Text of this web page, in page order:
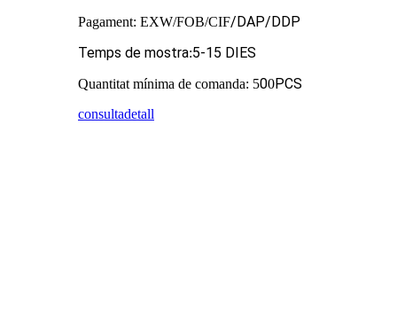
Pagament: EXW/FOB/CIF/DAP/DDP
Temps de mostra:5-15 DIES
Quantitat mínima de comanda: 500PCS
consultadetall